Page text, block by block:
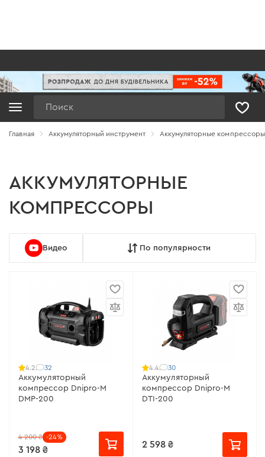
Главная Аккумуляторный инструмент Аккумуляторные компрессоры
АККУМУЛЯТОРНЫЕ
КОМПРЕССОРЫ
Видео По популярности
4.2 32
Аккумуляторный
компрессор Dnipro-M
DMP-200
4 200 ₴ -24%
3 198 ₴
4.4 30
Аккумуляторный
компрессор Dnipro-M
DTI-200
2 598 ₴